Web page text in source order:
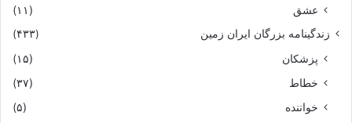
عشق
(۱۱)
زندگینامه بزرگان ایران زمین (۴۳۳)
پزشکان
(۱۵)
خطاط
(۳۷)
خواننده
(۵)